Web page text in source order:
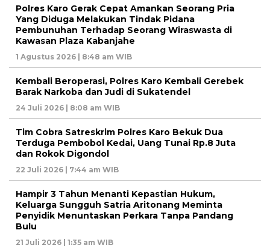
Polres Karo Gerak Cepat Amankan Seorang Pria
Yang Diduga Melakukan Tindak Pidana
Pembunuhan Terhadap Seorang Wiraswasta di
Kawasan Plaza Kabanjahe
1 Agustus 2026 | 8:48 am WIB
Kembali Beroperasi, Polres Karo Kembali Gerebek
Barak Narkoba dan Judi di Sukatendel
24 Juli 2026 | 8:08 am WIB
Tim Cobra Satreskrim Polres Karo Bekuk Dua
Terduga Pembobol Kedai, Uang Tunai Rp.8 Juta
dan Rokok Digondol
22 Juli 2026 | 7:44 am WIB
Hampir 3 Tahun Menanti Kepastian Hukum,
Keluarga Sungguh Satria Aritonang Meminta
Penyidik Menuntaskan Perkara Tanpa Pandang
Bulu
21 Juli 2026 | 1:35 am WIB